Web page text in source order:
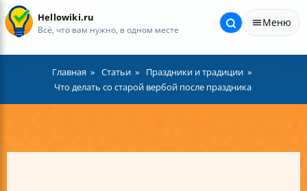
Hellowiki.ru
Всё, что вам нужно, в одном месте
Меню
Главная Статьи
Праздники и традиции
Что делать со старой вербой после праздника